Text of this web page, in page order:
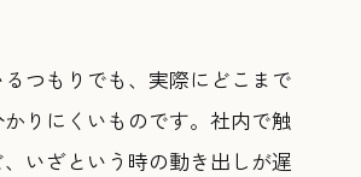
つもりでも、実際にどこまで
りにくいものです。社内で触
いざという時の動き出しが遅